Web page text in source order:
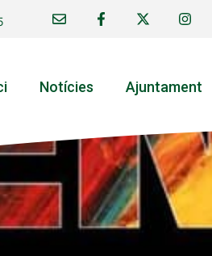
Notícies Ajuntament